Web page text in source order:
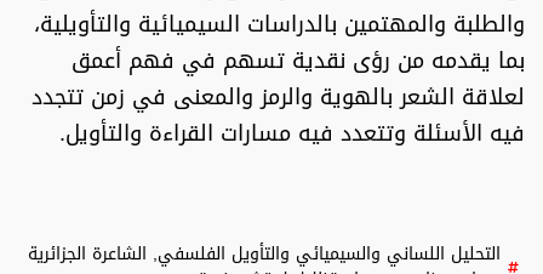
والطلبة والمهتمين بالدراسات السيميائية والتأويلية،
بما يقدمه من رؤى نقدية تسهم في فهم أعمق
لعلاقة الشعر بالهوية والرمز والمعنى في زمن تتجدد
فيه الأسئلة وتتعدد فيه مسارات القراءة والتأويل.
التحليل اللساني والسيميائي والتأويل الفلسفي, الشاعرة الجزائرية